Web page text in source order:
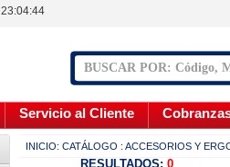
23:04:44
Servicio al Cliente
INICIO: CATÁLOGO : ACCESORIOS Y
RESULTADOS: 0